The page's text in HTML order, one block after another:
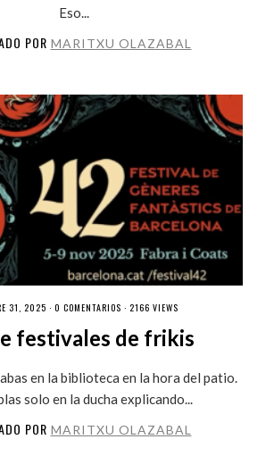
Eso...
POR MARITXU OLAZABAL
31, 2025 · 0 COMENTARIOS · 2166 VIEWS
festivales de frikis
en la biblioteca en la hora del patio.
solo en la ducha explicando...
POR MARITXU OLAZABAL